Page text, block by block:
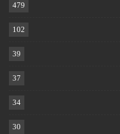
479
102
39
37
34
30